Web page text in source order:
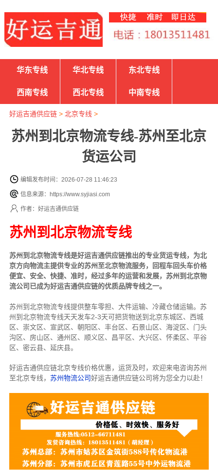
华东专线 华北专线 东北专线
西南专线 西北专线 中南专线
好运吉通供应链> 北京专线 >
苏州到北京物流专线-苏州至北京
货运公司
编辑发布时间：2026-07-28 11:46:23
信息来源：https://www.syjiasi.com
作者：好运吉通供应链
苏州到北京物流专线
苏州到北京物流专线是好运吉通供应链推出的专业货运专线，为北
京方向物流主提供专业的苏州至北京物流服务，回程车回头车价格
便宜、安全、快捷、准时，经过多年的运营和发展，苏州到北京物
流公司已成为好运吉通供应链的优质品牌专线之一。
苏州到北京物流专线提供整车零担、大件运输、冷藏仓储运输。苏
州到北京物流专线天天发车2-3天可把货物送到北京东城区、西城
区、崇文区、宣武区、朝阳区、丰台区、石景山区、海淀区、门头
沟区、房山区、通州区、顺义区、昌平区、大兴区、怀柔区、平谷
区、密云县、延庆县。
好运吉通供应链北京专线价格优惠，运货及时，欢迎来电咨询苏州
至北京专线， 苏州物流公司好运吉通供应链公司将为您全力以赴！